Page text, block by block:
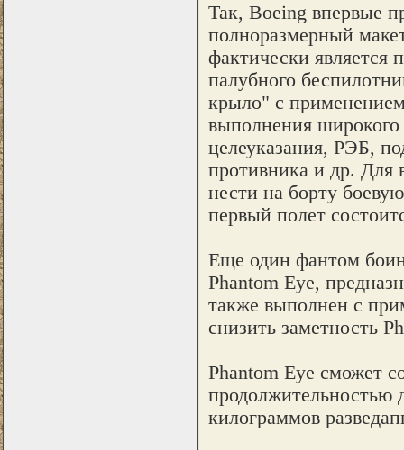
Так, Boeing впервые
полноразмерный
фактически
палубного
крыло" с
выполнения широкого
целеуказания, РЭБ,
противника и др. Для
нести на борту
первый полет
Еще один фантом
Phantom Eye,
также выполнен с
снизить заметность
Phantom Eye сможет
продолжительностью
килограммов